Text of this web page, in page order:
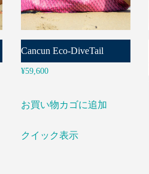
Cancun Eco-DiveTail
¥59,600
お買い物カゴに追加
クイック表示